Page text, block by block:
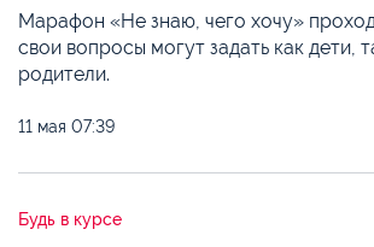
Марафон «Не знаю, чего хочу»
свои вопросы могут задать как дети,
родители.
11 мая 07:39
Будь в курсе